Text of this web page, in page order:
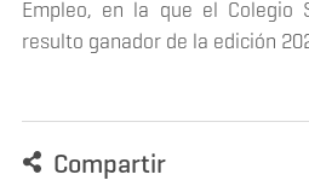
Empleo, en la que el Colegio
resulto ganador de la edición
Compartir